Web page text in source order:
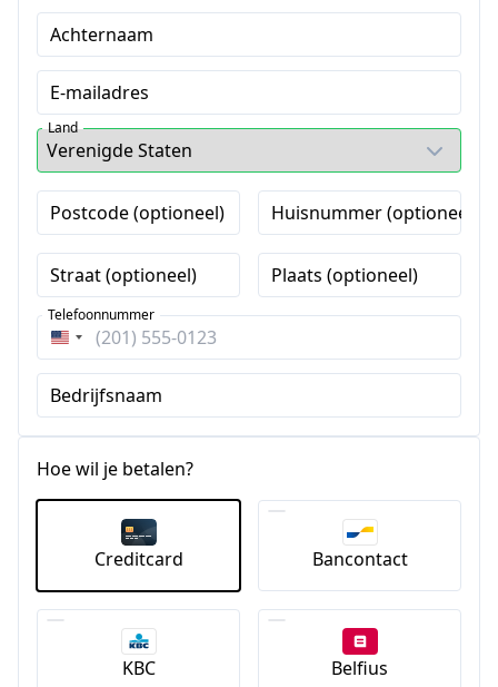
Achternaam
E-mailadres
Land
Postcode (optioneel) Huisnummer (optioneel)
Straat (optioneel) Plaats (optioneel)
Verenigde
Staten
+1
Telefoonnummer
Bedrijfsnaam
Hoe wil je betalen?
Creditcard Bancontact
KBC Belfius